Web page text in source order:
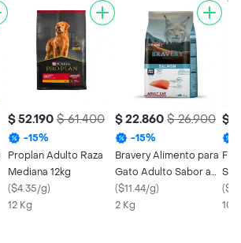
$ 52.190 $ 61.400
-15%
Proplan Adulto Raza
Mediana 12kg
($4.35/g)
12 Kg
$ 22.860 $ 26.900
-15%
Bravery Alimento para
Gato Adulto Sabor a
Salmón
($11.44/g)
2 Kg
$
Fit
(
10